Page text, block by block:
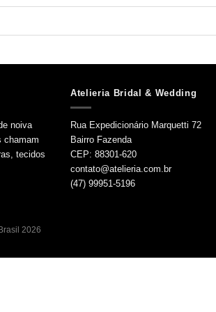
noiva
chamam
tecidos
Atelieria Bridal & Wedding
Rua Expedicionário Marquetti 72
Bairro Fazenda
CEP: 88301-620
contato@atelieria.com.br
(47) 99951-5196
2026